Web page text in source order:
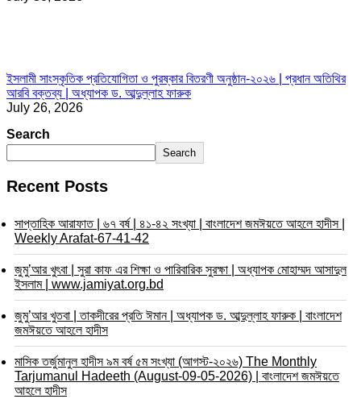
ইসলামী সাংস্কৃতিক প্রতিযোগিতা ও পুরষ্কার বিতরণী অনুষ্ঠান-২০২৬ | প্রধান অতিথির
আরবি বক্তব্য | অধ্যাপক ড. আব্দুল্লাহ ফারুক
July 26, 2026
Search
Search
Recent Posts
সাপ্তাহিক আরাফাত | ৬৭ বর্ষ | ৪১-৪২ সংখ্যা | বাংলাদেশ জমঈয়তে আহলে হাদীস |
Weekly Arafat-67-41-42
জুমু’আর খুৎবা | সুরা কাফ এর শিক্ষা ও পারিবারিক সুরক্ষা | অধ্যাপক মোহাম্মদ আসাদুল
ইসলাম | www.jamiyat.org.bd
জুমু’আর খুতবা | তাকদীরের প্রতি ঈমান | অধ্যাপক ড. আব্দুল্লাহ ফারুক | বাংলাদেশ
জমঈয়তে আহলে হাদীস
মাসিক তর্জুমানুল হাদীস ৯ম বর্ষ ৫ম সংখ্যা (আগস্ট-২০২৬) The Monthly
Tarjumanul Hadeeth (August-09-05-2026) | বাংলাদেশ জমঈয়তে
আহলে হাদীস